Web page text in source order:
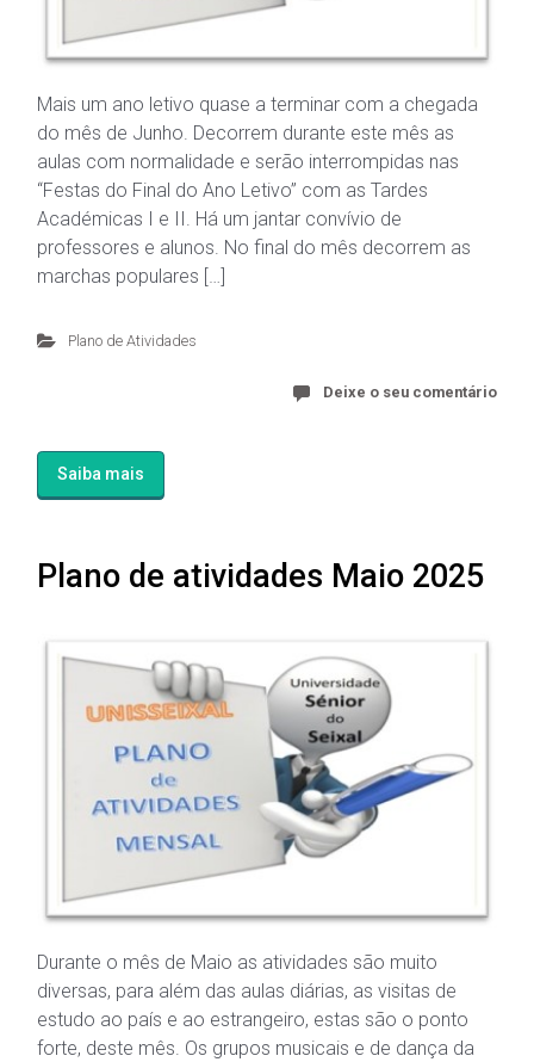
Mais um ano letivo quase a terminar com a chegada
do mês de Junho. Decorrem durante este mês as
aulas com normalidade e serão interrompidas nas
“Festas do Final do Ano Letivo” com as Tardes
Académicas I e II. Há um jantar convívio de
professores e alunos. No final do mês decorrem as
marchas populares […]
Plano de Atividades
Deixe o seu comentário
Saiba mais
Plano de atividades Maio 2025
Durante o mês de Maio as atividades são muito
diversas, para além das aulas diárias, as visitas de
estudo ao país e ao estrangeiro, estas são o ponto
forte, deste mês. Os grupos musicais e de dança da